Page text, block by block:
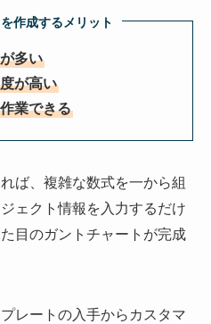
作成するメリット
多い
が高い
業できる
ば、複雑な数式を一から組
ェクト情報を入力するだけ
目のガントチャートが完成
レートの入手からカスタマ